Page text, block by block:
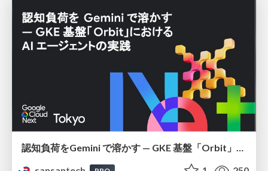
認知負荷をGemini で溶かす — GKE 基盤「Orbit」における AI エージェントの実践